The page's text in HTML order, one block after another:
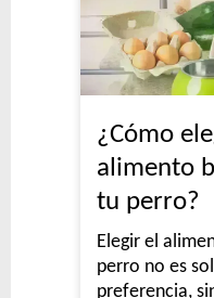
¿Cómo
alimento
tu perro?
Elegir el
perro no es
preferencia,